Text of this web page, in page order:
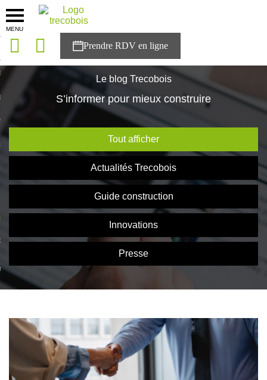
MENU
solutions
à NESTOR
Le blog Trecobois
S’informer pour mieux construire
Tout afficher
Actualités Trecobois
Guide construction
Innovations
Presse